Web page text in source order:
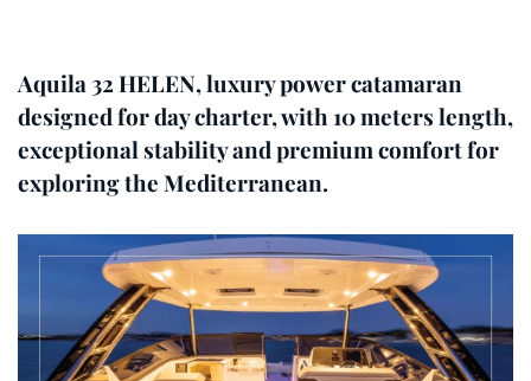
Aquila 32 HELEN, luxury power catamaran
designed for day charter, with 10 meters length,
exceptional stability and premium comfort for
exploring the Mediterranean.